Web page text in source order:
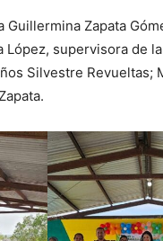
Guillermina Zapata
López, supervisora de
Silvestre Revueltas;